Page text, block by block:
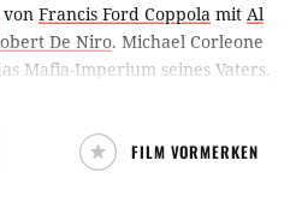
von Francis Ford Coppola mit Al
De Niro. Michael Corleone
Mafia-Imperium seines Vaters,
er auf Widerstand – auch in
FILM VORMERKEN